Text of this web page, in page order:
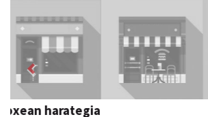
Egape Ikastola
Urnieta - Hezkuntza
Previous